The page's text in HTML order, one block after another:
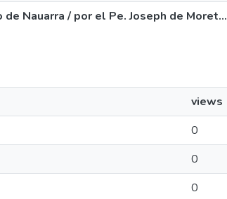
Nauarra / por el Pe. Joseph de Moret...
views
0
0
0